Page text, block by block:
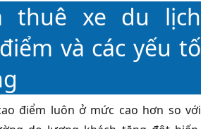
thuê xe du lịch
và các yếu tố
điểm luôn ở mức cao hơn so với